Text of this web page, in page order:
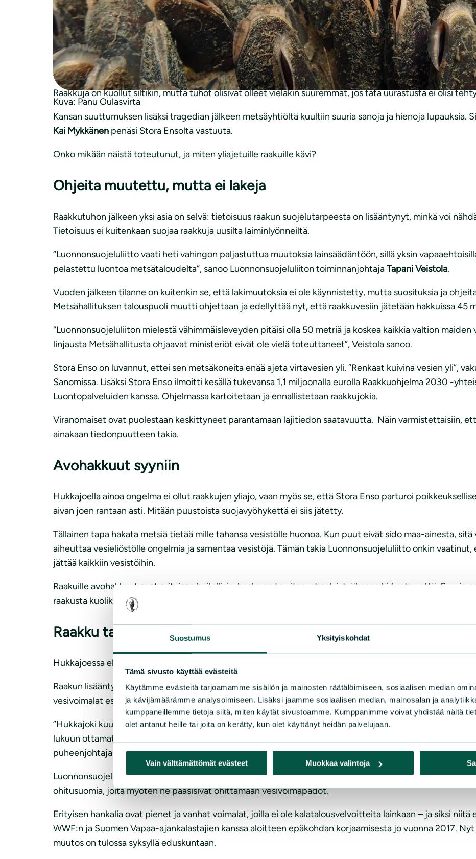
Suostumus Yksityiskohdat
Tämä sivusto käyttää evästeitä
Käytämme evästeitä tarjoamamme sisällön ja mainosten räätälöimiseen, sosiaalisen median
ja kävijämäärämme analysoimiseen. Lisäksi jaamme sosiaalisen median, mainosalan ja
kumppaneillemme tietoja siitä, miten käytät sivustoamme. Kumppanimme voivat yhdistää näitä
olet antanut heille tai joita on kerätty, kun olet käyttänyt heidän palvelujaan.
Vain välttämättömät evästeet Muokkaa valintoja
Kuva: Panu Oulasvirta
lisääntymispaikkoihin.
Tapauksen myötä monelle aiemmin tuntematon raakku nousi hetkessä koko kansan tietoisuuteen.
aiheutti laajaa suuttumusta, eikä vastaavaa rikkomusta uhanalaista lajia vastaan ollut nähty vuosiin, jos
rikostutkinta nimikkeellä törkeä luonnonsuojelurikos. Esitutkinta on vielä kesken.
Vieläkin isommat tuhot vältettiin, koska Metsähallituksen Luontopalveluiden työntekijät siirsivät
Raakkuja on kuollut siltikin, mutta tuhot olisivat olleet vieläkin suuremmat, jos tätä uurastusta ei olisi
Kansan suuttumuksen lisäksi tragedian jälkeen metsäyhtiöltä kuultiin suuria sanoja ja hienoja lupauksia.
Kai Mykkänen penäsi Stora Ensolta vastuuta.
Onko mikään näistä toteutunut, ja miten yliajetuille raakuille kävi?
Ohjeita muutettu, mutta ei lakeja
Raakkutuhon jälkeen yksi asia on selvä: tietoisuus raakun suojelutarpeesta on lisääntynyt, minkä voi
Tietoisuus ei kuitenkaan suojaa raakkuja uusilta laiminlyönneiltä.
“Luonnonsuojeluliitto vaati heti vahingon paljastuttua muutoksia lainsäädäntöön, sillä yksin
pelastettu luontoa metsätaloudelta”, sanoo Luonnonsuojeluliiton toiminnanjohtajaTapani Veistola.
Vuoden jälkeen tilanne on kuitenkin se, että lakimuutoksia ei ole käynnistetty, mutta suosituksia ja
Metsähallituksen talouspuoli muutti ohjettaan ja edellyttää nyt, että raakkuvesiin jätetään hakkuissa 45
“Luonnonsuojeluliiton mielestä vähimmäisleveyden pitäisi olla 50 metriä ja koskea kaikkia valtion maiden
linjausta Metsähallitusta ohjaavat ministeriöt eivät ole vielä toteuttaneet”, Veistola sanoo.
Stora Enso on luvannut, ettei sen metsäkoneita enää ajeta virtavesien yli. ”Renkaat kuivina vesien yli”,
Sanomissa. Lisäksi Stora Enso ilmoitti kesällä tukevansa 1,1 miljoonalla eurolla Raakkuohjelma 2030 -
Luontopalveluiden kanssa. Ohjelmassa kartoitetaan ja ennallistetaan raakkujokia.
Viranomaiset ovat puolestaan keskittyneet parantamaan lajitiedon saatavuutta. Näin varmistettaisiin,
ainakaan tiedonpuutteen takia.
Avohakkuut syyniin
Hukkajoella ainoa ongelma ei ollut raakkujen yliajo, vaan myös se, että Stora Enso parturoi
aivan joen rantaan asti. Mitään puustoista suojavyöhykettä ei siis jätetty.
Tällainen tapa hakata metsiä tietää mille tahansa vesistölle huonoa. Kun puut eivät sido maa-ainesta,
aiheuttaa vesieliöstölle ongelmia ja samentaa vesistöjä. Tämän takia Luonnonsuojeluliitto onkin
jättää kaikkiin vesistöihin.
Raakuille avohakkuut ovat erityisen haitallisia, koska ne tarvitsevat selviytyäkseen kirkasta vettä. Suurin
raakusta kuolikin siihen, että ne hautautuivat lietteeseen, joka lähti liikkeelle metsäkoneen ylitettyä joen
Raakku tarvitsee vaelluskaloja
Hukkajoessa eli ennen viime vuoden elokuuta yli 100 000 raakkua, mutta kanta ei lisäänny riittävästi –
Raakun lisääntyminen on riippuvainen sen isäntäkaloista, lohesta ja taimenesta. Moniin raakkujokiin
vesivoimalat estävät niiden nousun.
”Hukkajoki kuuluu Iijoen vesistöön. Sen, Kemijoen, Luttojoen ja Oulujoen alueet ovat Suomen
lukuun ottamatta kaikkien vaelluskalat kärsivät vesivoimarakentamisen haitoista – ja samalla kärsii myös
puheenjohtaja Hanna Halmeenpää.
Luonnonsuojeluliitto on pitkään vaatinut, että vesivoimaloiden lupia päivitettäisiin, jotta erittäin
ohitusuomia, joita myöten ne pääsisivät ohittamaan vesivoimapadot.
Erityisen hankalia ovat pienet ja vanhat voimalat, joilla ei ole kalatalousvelvoitteita lainkaan – ja siksi
WWF:n ja Suomen Vapaa-ajankalastajien kanssa aloitteen epäkohdan korjaamisesta jo vuonna 2017.
muutos on tulossa syksyllä eduskuntaan.